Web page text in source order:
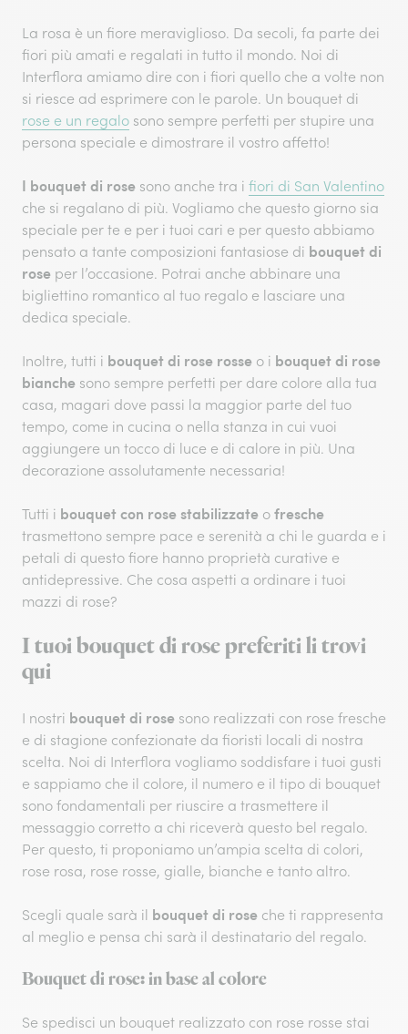
La rosa è un fiore meraviglioso. Da secoli, fa parte dei
fiori più amati e regalati in tutto il mondo. Noi di
Interflora amiamo dire con i fiori quello che a volte non
si riesce ad esprimere con le parole. Un bouquet di
rose e un regalo sono sempre perfetti per stupire una
persona speciale e dimostrare il vostro affetto!
I bouquet di rose sono anche tra i fiori di San Valentino
che si regalano di più. Vogliamo che questo giorno sia
speciale per te e per i tuoi cari e per questo abbiamo
pensato a tante composizioni fantasiose di bouquet di
rose per l’occasione. Potrai anche abbinare una
bigliettino romantico al tuo regalo e lasciare una
dedica speciale.
Inoltre, tutti i bouquet di rose rosse o i bouquet di rose
bianche sono sempre perfetti per dare colore alla tua
casa, magari dove passi la maggior parte del tuo
tempo, come in cucina o nella stanza in cui vuoi
aggiungere un tocco di luce e di calore in più. Una
decorazione assolutamente necessaria!
Tutti i bouquet con rose stabilizzate o fresche
trasmettono sempre pace e serenità a chi le guarda e i
petali di questo fiore hanno proprietà curative e
antidepressive. Che cosa aspetti a ordinare i tuoi
mazzi di rose?
I tuoi bouquet di rose preferiti li trovi
qui
I nostri bouquet di rose sono realizzati con rose fresche
e di stagione confezionate da fioristi locali di nostra
scelta. Noi di Interflora vogliamo soddisfare i tuoi gusti
e sappiamo che il colore, il numero e il tipo di bouquet
sono fondamentali per riuscire a trasmettere il
messaggio corretto a chi riceverà questo bel regalo.
Per questo, ti proponiamo un’ampia scelta di colori,
rose rosa, rose rosse, gialle, bianche e tanto altro.
Scegli quale sarà il bouquet di rose che ti rappresenta
al meglio e pensa chi sarà il destinatario del regalo.
Bouquet di rose: in base al colore
Se spedisci un bouquet realizzato con rose rosse stai